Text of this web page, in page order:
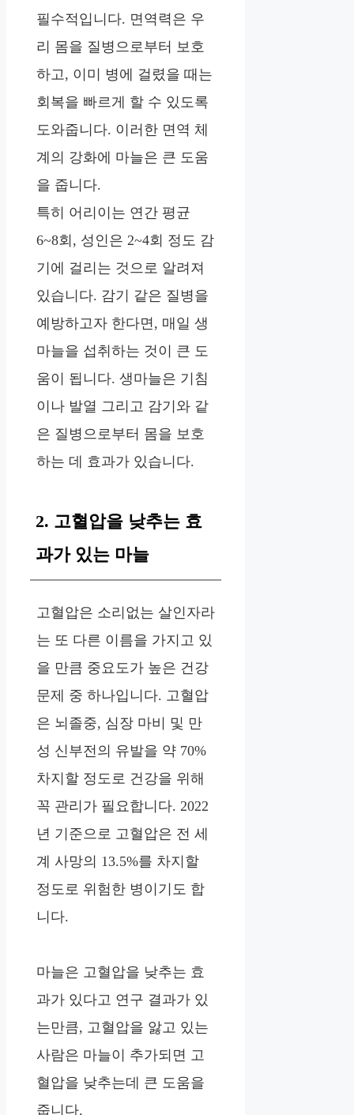
필수적입니다. 면역력은 우
리 몸을 질병으로부터 보호
하고, 이미 병에 걸렸을 때는
회복을 빠르게 할 수 있도록
도와줍니다. 이러한 면역 체
계의 강화에 마늘은 큰 도움
을 줍니다.
특히 어리이는 연간 평균
6~8회, 성인은 2~4회 정도 감
기에 걸리는 것으로 알려져
있습니다. 감기 같은 질병을
예방하고자 한다면, 매일 생
마늘을 섭취하는 것이 큰 도
움이 됩니다. 생마늘은 기침
이나 발열 그리고 감기와 같
은 질병으로부터 몸을 보호
하는 데 효과가 있습니다.
2. 고혈압을 낮추는 효
과가 있는 마늘
고혈압은 소리없는 살인자라
는 또 다른 이름을 가지고 있
을 만큼 중요도가 높은 건강
문제 중 하나입니다. 고혈압
은 뇌졸중, 심장 마비 및 만
성 신부전의 유발을 약 70%
차지할 정도로 건강을 위해
꼭 관리가 필요합니다. 2022
년 기준으로 고혈압은 전 세
계 사망의 13.5%를 차지할
정도로 위험한 병이기도 합
니다.
마늘은 고혈압을 낮추는 효
과가 있다고 연구 결과가 있
는만큼, 고혈압을 앓고 있는
사람은 마늘이 추가되면 고
혈압을 낮추는데 큰 도움을
줍니다.